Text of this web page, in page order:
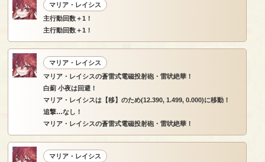
マリア・レイシス
主行動回数＋1！
主行動回数＋1！
マリア・レイシス
マリア・レイシスの蒼雷式電磁投射砲・雷吠絶華！
白薊 小夜は回避！
マリア・レイシスは【移】のため(12.390, 1.499, 0.000)に移動！
追撃…なし！
マリア・レイシスの蒼雷式電磁投射砲・雷吠絶華！
マリア・レイシス